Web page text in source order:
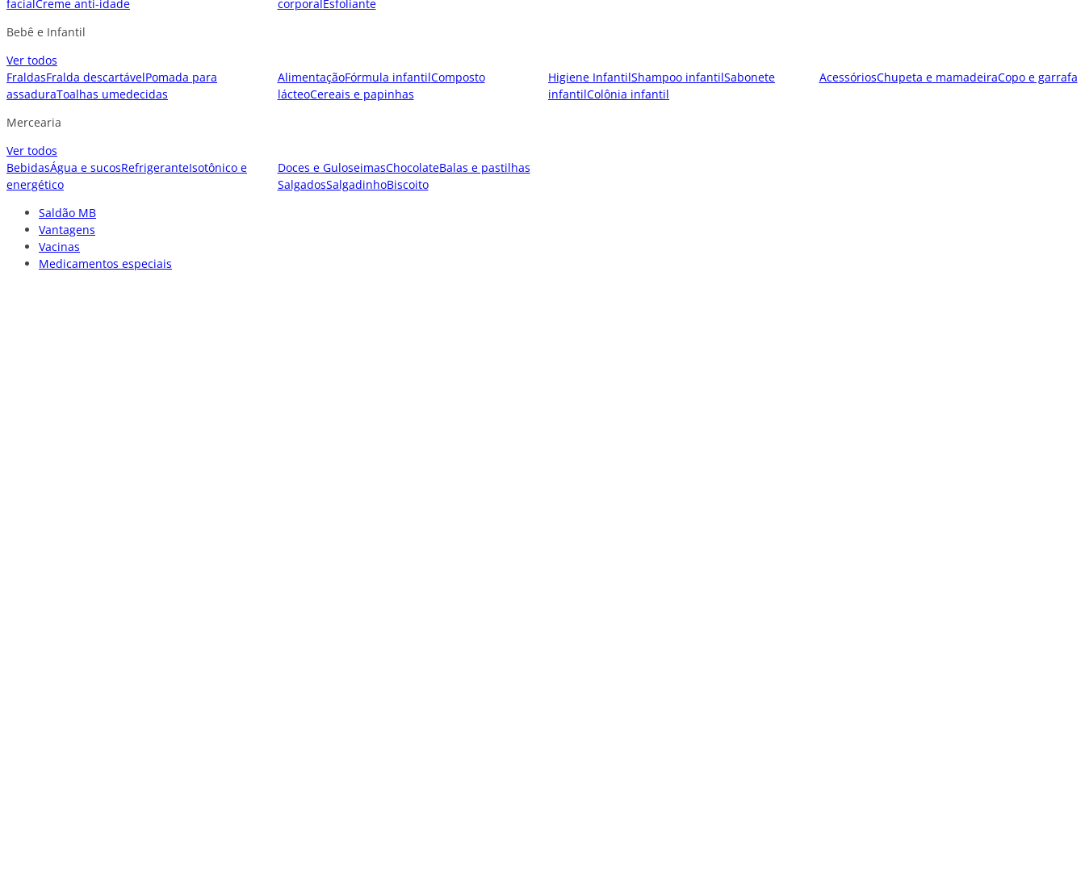
facialCreme anti-idade
corporalEsfoliante
Bebê e Infantil
Ver todos
FraldasFralda descartávelPomada para
assaduraToalhas umedecidas
AlimentaçãoFórmula infantilComposto
lácteoCereais e papinhas
Higiene InfantilShampoo infantilSabonete
infantilColônia infantil
AcessóriosChupeta e mamadeiraCopo e garrafa
Mercearia
Ver todos
BebidasÁgua e sucosRefrigeranteIsotônico e
energético
Doces e GuloseimasChocolateBalas e pastilhas
SalgadosSalgadinhoBiscoito
Saldão MB
Vantagens
Vacinas
Medicamentos especiais